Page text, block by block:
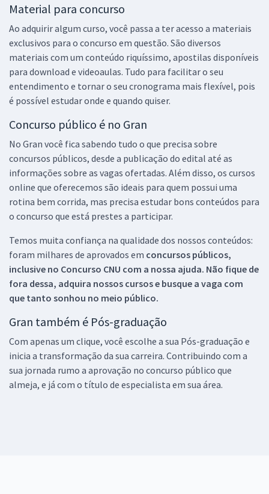
Material para concurso
Ao adquirir algum curso, você passa a ter acesso a materiais
exclusivos para o concurso em questão. São diversos
materiais com um conteúdo riquíssimo, apostilas disponíveis
para download e videoaulas. Tudo para facilitar o seu
entendimento e tornar o seu cronograma mais flexível, pois
é possível estudar onde e quando quiser.
Concurso público é no Gran
No Gran você fica sabendo tudo o que precisa sobre
concursos públicos, desde a publicação do edital até as
informações sobre as vagas ofertadas. Além disso, os cursos
online que oferecemos são ideais para quem possui uma
rotina bem corrida, mas precisa estudar bons conteúdos para
o concurso que está prestes a participar.
Temos muita confiança na qualidade dos nossos conteúdos:
foram milhares de aprovados em concursos públicos,
inclusive no Concurso CNU com a nossa ajuda. Não fique de
fora dessa, adquira nossos cursos e busque a vaga com
que tanto sonhou no meio público.
Gran também é Pós-graduação
Com apenas um clique, você escolhe a sua Pós-graduação e
inicia a transformação da sua carreira. Contribuindo com a
sua jornada rumo a aprovação no concurso público que
almeja, e já com o título de especialista em sua área.